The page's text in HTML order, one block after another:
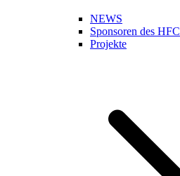
NEWS
Sponsoren des HFC
Projekte